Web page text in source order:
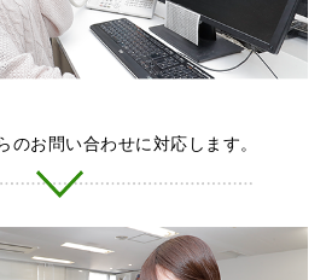
のお問い合わせに対応します。